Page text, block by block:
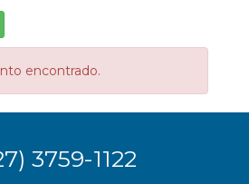
encontrado.
3759-1122